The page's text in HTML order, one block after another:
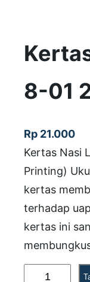
8-01
Rp 21.000
Kertas Nasi
Printing)
kertas
terhadap
kertas ini